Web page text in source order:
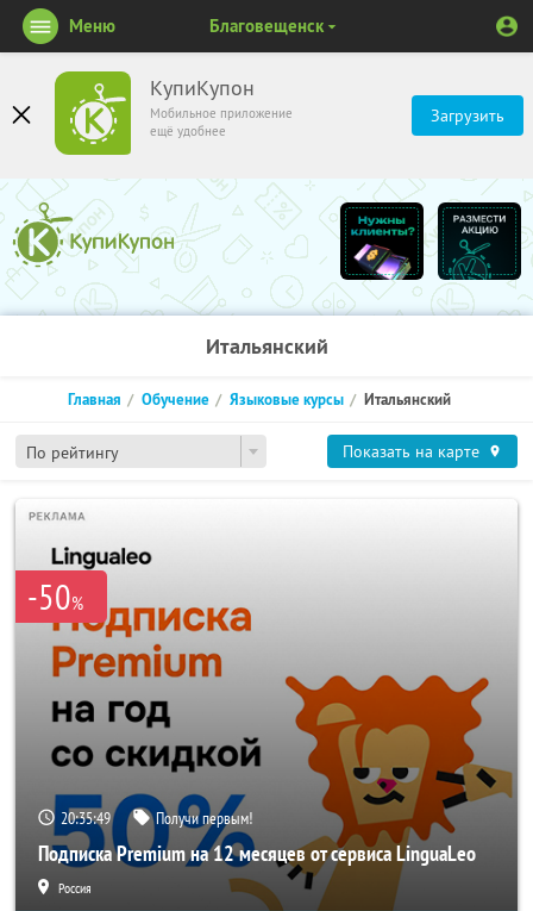
КупиКупон
Мобильное приложение
ещё удобнее
Загрузить
Меню Благовещенск
Итальянский
По рейтингу
Главная Обучение Языковые курсы Итальянский
Показать на карте
-50%
20:35:49 Получи первым!
Подписка Premium на 12 месяцев от сервиса LinguaLeo
Россия